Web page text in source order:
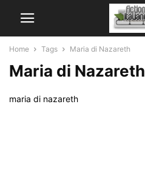
Home Tags Maria di Nazareth
Maria di Nazareth
maria di nazareth